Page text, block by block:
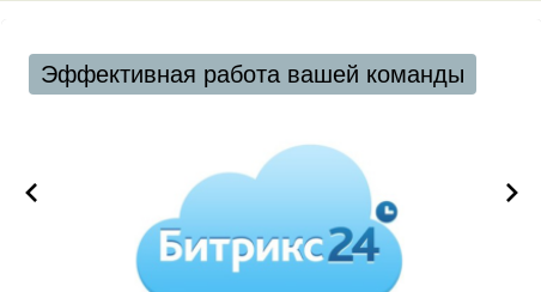
Эффективная работа вашей команды